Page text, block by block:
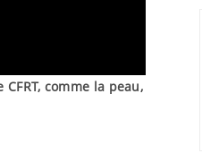
comme la peau,